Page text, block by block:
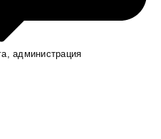
администрация